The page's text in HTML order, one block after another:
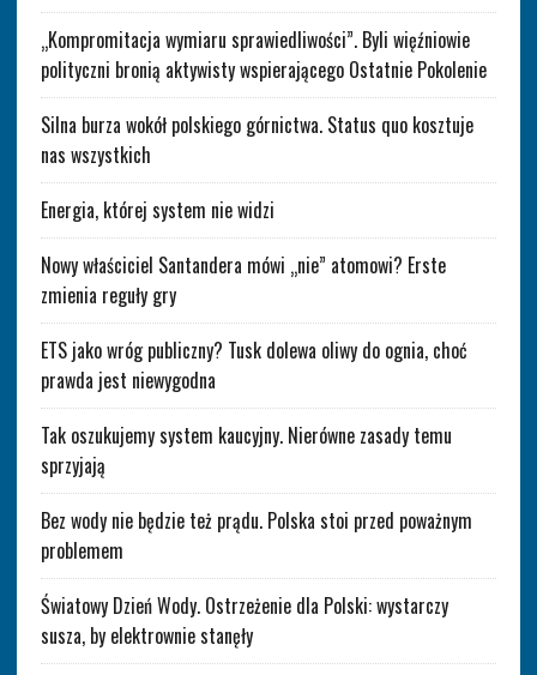
„Kompromitacja wymiaru sprawiedliwości”. Byli więźniowie
polityczni bronią aktywisty wspierającego Ostatnie Pokolenie
Silna burza wokół polskiego górnictwa. Status quo kosztuje
nas wszystkich
Energia, której system nie widzi
Nowy właściciel Santandera mówi „nie” atomowi? Erste
zmienia reguły gry
ETS jako wróg publiczny? Tusk dolewa oliwy do ognia, choć
prawda jest niewygodna
Tak oszukujemy system kaucyjny. Nierówne zasady temu
sprzyjają
Bez wody nie będzie też prądu. Polska stoi przed poważnym
problemem
Światowy Dzień Wody. Ostrzeżenie dla Polski: wystarczy
susza, by elektrownie stanęły